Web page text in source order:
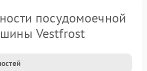
посудомоечной
Vestfrost